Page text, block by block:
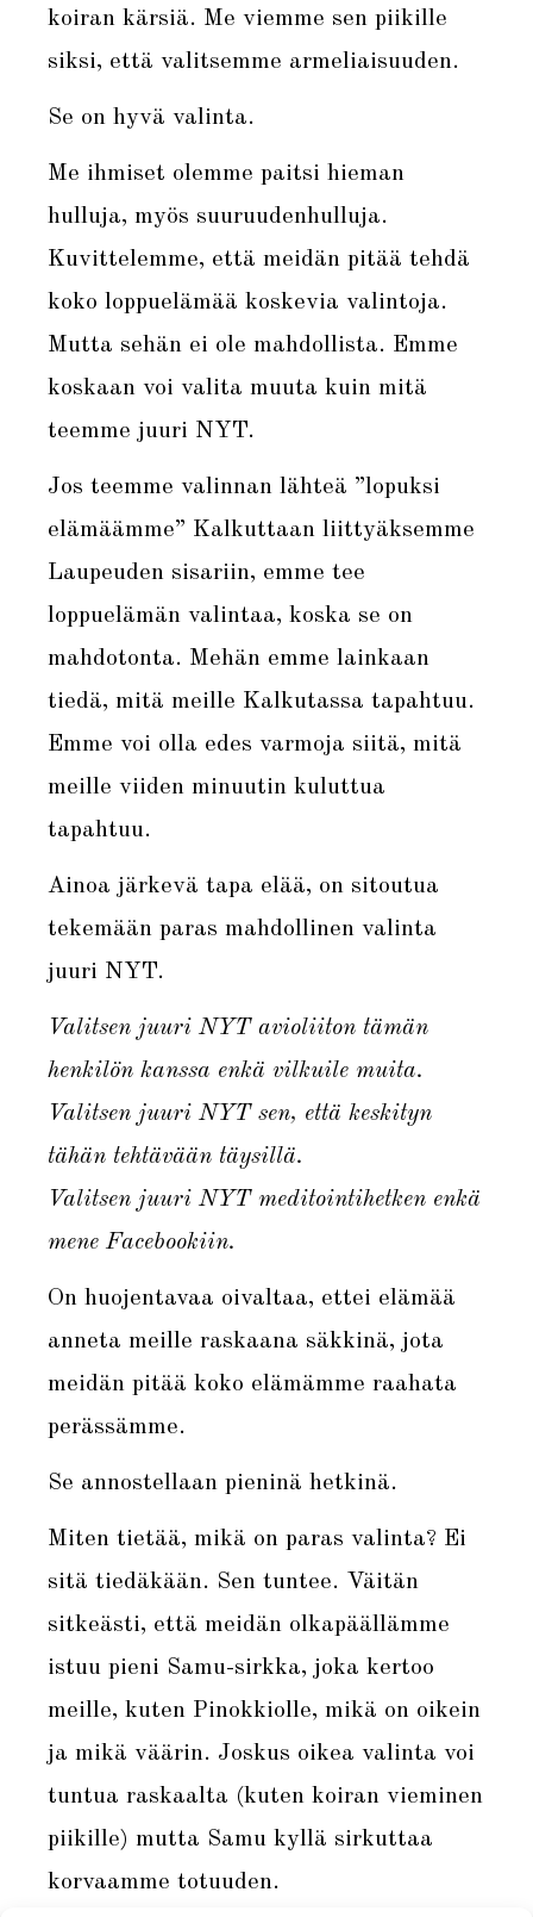
koiran kärsiä. Me viemme sen piikille
siksi, että valitsemme armeliaisuuden.
Se on hyvä valinta.
Me ihmiset olemme paitsi hieman
hulluja, myös suuruudenhulluja.
Kuvittelemme, että meidän pitää tehdä
koko loppuelämää koskevia valintoja.
Mutta sehän ei ole mahdollista. Emme
koskaan voi valita muuta kuin mitä
teemme juuri NYT.
Jos teemme valinnan lähteä ”lopuksi
elämäämme” Kalkuttaan liittyäksemme
Laupeuden sisariin, emme tee
loppuelämän valintaa, koska se on
mahdotonta. Mehän emme lainkaan
tiedä, mitä meille Kalkutassa tapahtuu.
Emme voi olla edes varmoja siitä, mitä
meille viiden minuutin kuluttua
tapahtuu.
Ainoa järkevä tapa elää, on sitoutua
tekemään paras mahdollinen valinta
juuri NYT.
Valitsen juuri NYT avioliiton tämän
henkilön kanssa enkä vilkuile muita.
Valitsen juuri NYT sen, että keskityn
tähän tehtävään täysillä.
Valitsen juuri NYT meditointihetken enkä
mene Facebookiin.
On huojentavaa oivaltaa, ettei elämää
anneta meille raskaana säkkinä, jota
meidän pitää koko elämämme raahata
perässämme.
Se annostellaan pieninä hetkinä.
Miten tietää, mikä on paras valinta? Ei
sitä tiedäkään. Sen tuntee. Väitän
sitkeästi, että meidän olkapäällämme
istuu pieni Samu-sirkka, joka kertoo
meille, kuten Pinokkiolle, mikä on oikein
ja mikä väärin. Joskus oikea valinta voi
tuntua raskaalta (kuten koiran vieminen
piikille) mutta Samu kyllä sirkuttaa
korvaamme totuuden.